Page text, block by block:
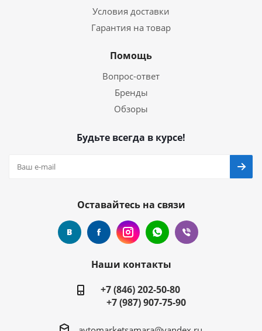
Условия доставки
Гарантия на товар
Помощь
Вопрос-ответ
Бренды
Обзоры
Будьте всегда в курсе!
Оставайтесь на связи
Наши контакты
+7 (846) 202-50-80
+7 (987) 907-75-90